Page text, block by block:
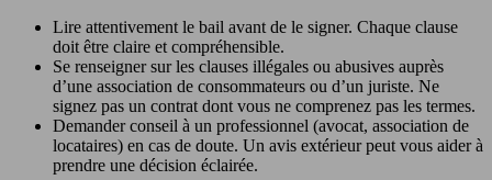
Lire attentivement le bail avant de le signer. Chaque clause
doit être claire et compréhensible.
Se renseigner sur les clauses illégales ou abusives auprès
d’une association de consommateurs ou d’un juriste. Ne
signez pas un contrat dont vous ne comprenez pas les termes.
Demander conseil à un professionnel (avocat, association de
locataires) en cas de doute. Un avis extérieur peut vous aider à
prendre une décision éclairée.